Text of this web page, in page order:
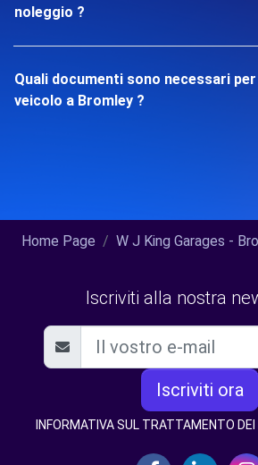
noleggio ?
Quali documenti sono necessari
veicolo a Bromley ?
Home Page W J King Garages -
Iscriviti alla nostra
Iscriviti ora
INFORMATIVA SUL TRATTAMENTO DEI